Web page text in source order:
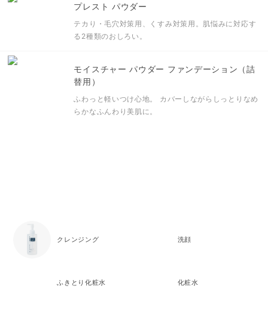
プレスト パウダー
テカり・毛穴対策用、くすみ対策用。肌悩みに対応す
る2種類のおしろい。
モイスチャー パウダー ファンデーション（詰
替用）
ふわっと軽いつけ心地。
カバーしながらしっとりなめ
らかなふんわり美肌に。
クレンジング 洗顔
ふきとり化粧水 化粧水